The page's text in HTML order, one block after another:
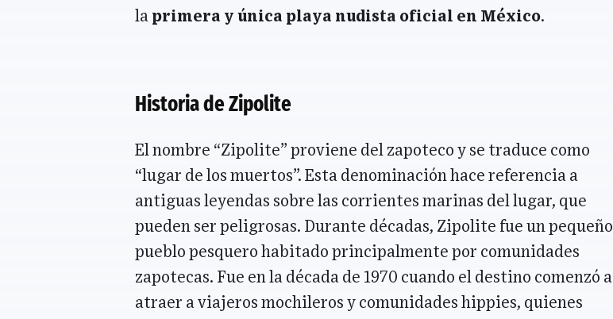
la primera y única playa nudista oficial en México.
Historia de Zipolite
El nombre “Zipolite” proviene del zapoteco y se traduce como
“lugar de los muertos”. Esta denominación hace referencia a
antiguas leyendas sobre las corrientes marinas del lugar, que
pueden ser peligrosas. Durante décadas, Zipolite fue un pequeño
pueblo pesquero habitado principalmente por comunidades
zapotecas. Fue en la década de 1970 cuando el destino comenzó a
atraer a viajeros mochileros y comunidades hippies, quienes